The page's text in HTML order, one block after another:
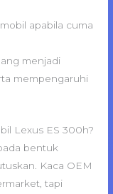
apabila cuma
menjadi
mempengaruhi
Lexus ES 300h?
bentuk
Kaca OEM
tapi